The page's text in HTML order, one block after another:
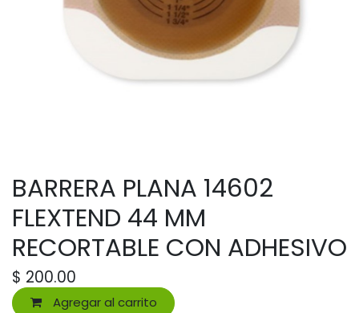
BARRERA PLANA 14602
FLEXTEND 44 MM
RECORTABLE CON ADHESIVO
$ 200.00
Agregar al carrito